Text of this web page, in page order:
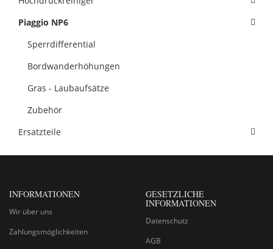
Piaggio NP6
Sperrdifferential
Bordwanderhöhungen
Gras - Laubaufsätze
Zubehör
Ersatzteile
INFORMATIONEN
Wir über uns
Zahlungsmöglichkeiten
GESETZLICHE
INFORMATIONEN
Datenschutz
AGB